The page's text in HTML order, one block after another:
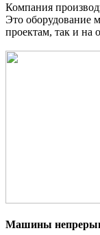
Компания
Это оборудование
проектам, так и на
Машины